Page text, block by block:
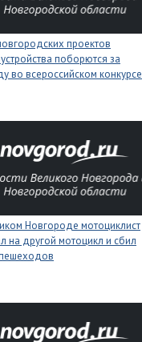
проектов
поборются за
во всероссийском конкурсе
Новгороде мотоциклист
на другой мотоцикл и сбил